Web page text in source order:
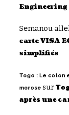
Engineering
Semanou
carte VISA
simplifiés
Togo : Le coton
morose sur
après une